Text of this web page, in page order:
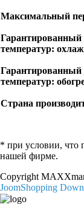
Максимальный
температур:
температур:
Страна
* при условии, что
нашей фирме.
Copyright
JoomShopping